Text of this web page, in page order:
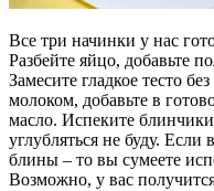
Все три начинки у нас
Разбейте яйцо, добавьте
Замесите гладкое тесто
молоком, добавьте в
масло. Испеките
углубляться не буду.
блины – то вы сумеете
Возможно, у вас